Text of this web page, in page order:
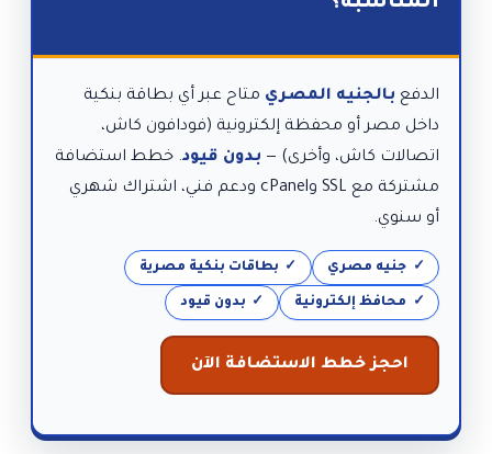
الدفع بالجنيه المصري متاح عبر أي بطاقة بنكية
داخل مصر أو محفظة إلكترونية (فودافون كاش،
اتصالات كاش، وأخرى) — بدون قيود. خطط استضافة
مشتركة مع SSL وcPanel ودعم فني، اشتراك شهري
أو سنوي.
جنيه مصري بطاقات بنكية مصرية
محافظ إلكترونية بدون قيود
احجز خطط الاستضافة الآن